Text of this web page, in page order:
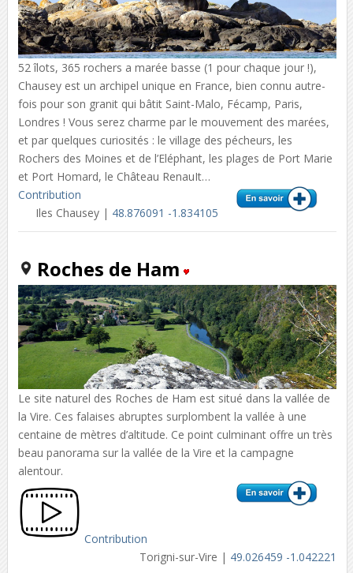
52 îlots, 365 rochers a marée basse (1 pour chaque jour !),
Chausey est un archipel unique en France, bien connu autre­
fois pour son granit qui bâtit Saint-Malo, Fécamp, Paris,
Londres ! Vous serez charme par le mouvement des marées,
et par quelques curiosités : le village des pécheurs, les
Rochers des Moines et de l’Eléphant, les plages de Port Marie
et Port Homard, le Château RenauIt…
Contribution
Iles Chausey | 48.876091 -1.834105
Roches de Ham
Le site naturel des Roches de Ham est situé dans la vallée de
la Vire. Ces falaises abruptes surplombent la vallée à une
centaine de mètres d’altitude. Ce point culminant offre un très
beau panorama sur la vallée de la Vire et la campagne
alentour.
Contribution
Torigni-sur-Vire | 49.026459 -1.042221